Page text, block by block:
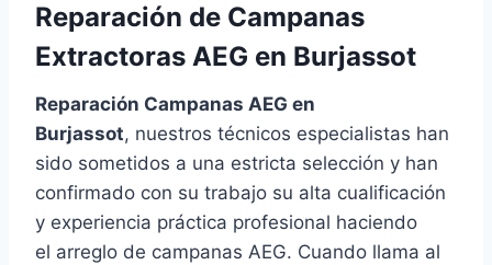
Reparación de Campanas
Extractoras AEG en Burjassot
Reparación Campanas AEG en
Burjassot, nuestros técnicos especialistas han
sido sometidos a una estricta selección y han
confirmado con su trabajo su alta cualificación
y experiencia práctica profesional haciendo
el arreglo de campanas AEG. Cuando llama al